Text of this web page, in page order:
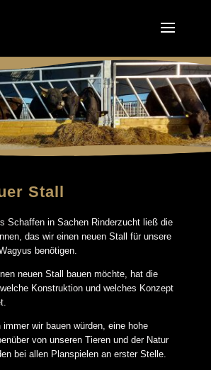
Stall
Schaffen in Sachen Rinderzucht ließ die
das wir einen neuen Stall für unsere
benötigen.
neuen Stall bauen möchte, hat die
Konstruktion und welches Konzept
wir bauen würden, eine hohe
von unseren Tieren und der Natur
bei allen Planspielen an erster Stelle.